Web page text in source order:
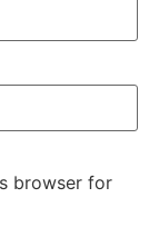
browser for